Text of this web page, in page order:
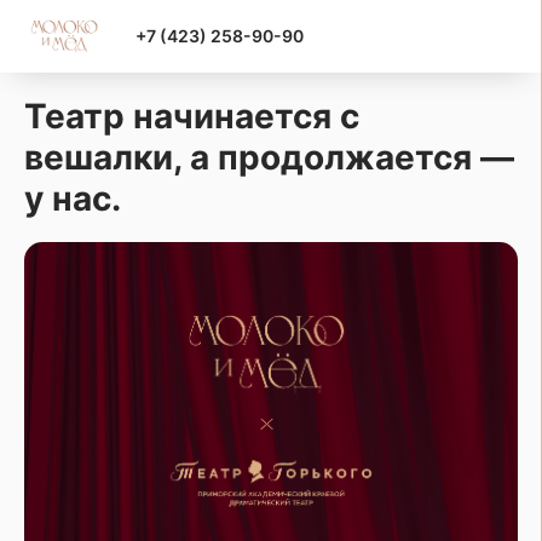
+7 (423) 258-90-90
Театр начинается с
вешалки, а продолжается —
у нас.